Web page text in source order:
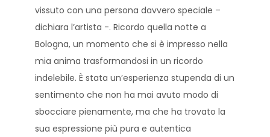
vissuto con una persona davvero speciale –
dichiara l’artista -. Ricordo quella notte a
Bologna, un momento che si è impresso nella
mia anima trasformandosi in un ricordo
indelebile. È stata un’esperienza stupenda di un
sentimento che non ha mai avuto modo di
sbocciare pienamente, ma che ha trovato la
sua espressione più pura e autentica